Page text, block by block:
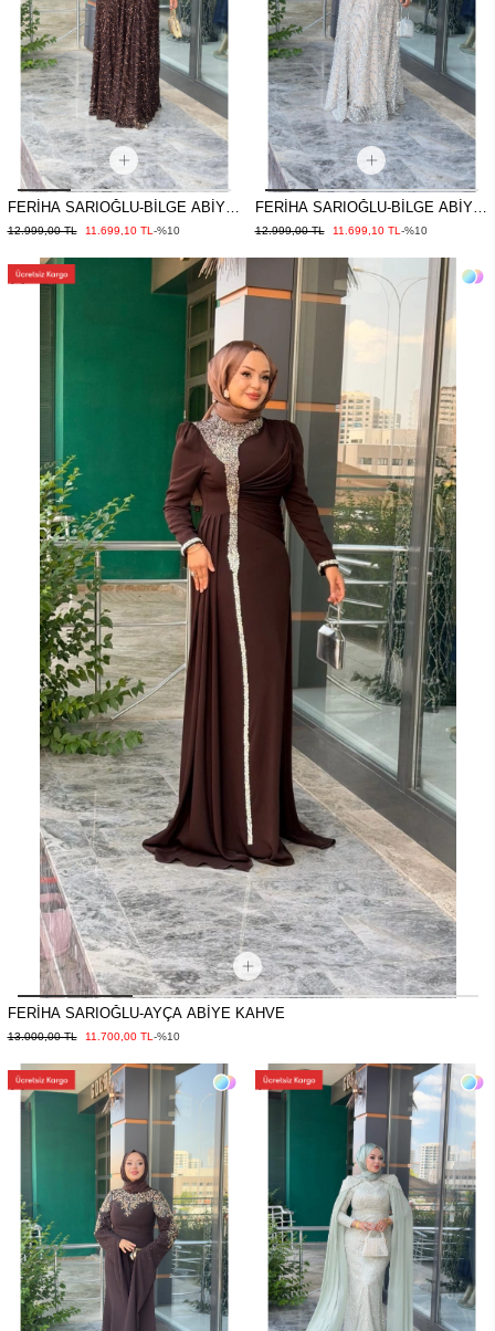
FERİHA SARIOĞLU-BİLGE ABİYE
KAHVE
12.999,00 TL 11.699,10 TL-%10
FERİHA SARIOĞLU-BİLGE ABİYE
GOLD
12.999,00 TL 11.699,10 TL-%10
FERİHA SARIOĞLU-AYÇA ABİYE KAHVE
13.000,00 TL 11.700,00 TL-%10